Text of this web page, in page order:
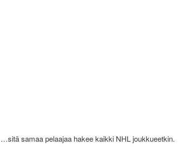
…sitä samaa pelaajaa hakee kaikki NHL joukkueetkin.